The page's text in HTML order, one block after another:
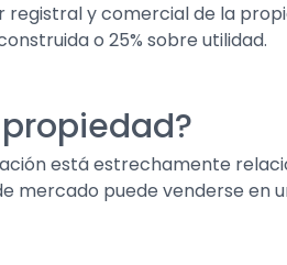
registral y comercial de la
o 25% sobre utilidad.
está estrechamente
puede venderse en